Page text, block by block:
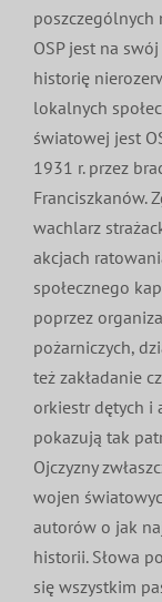
poszczególnych
OSP jest na
historię
lokalnych
światowej jest
1931 r. przez
Franciszkanów.
wachlarz
akcjach
społecznego
poprzez
pożarniczych,
też zakładanie
orkiestr dętych i
pokazują tak
Ojczyzny
wojen
autorów o jak
historii. Słowa
się wszystkim